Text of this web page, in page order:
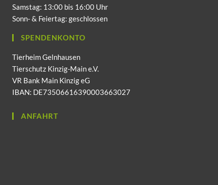
Samstag: 13:00 bis 16:00 Uhr
Sonn- & Feiertag: geschlossen
SPENDENKONTO
Tierheim Gelnhausen
Tierschutz Kinzig-Main e.V.
VR Bank Main Kinzig eG
IBAN: DE73506616390003663027
ANFAHRT